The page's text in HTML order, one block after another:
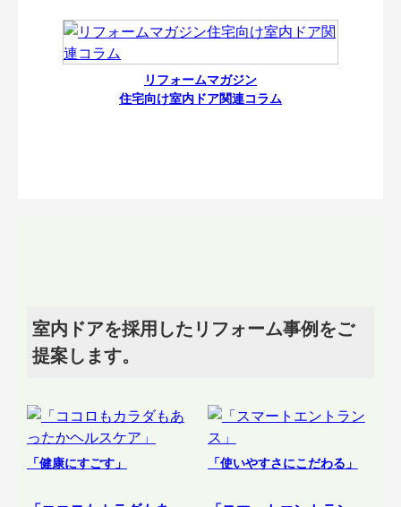
リフォームマガジン
住宅向け室内ドア関連コラム
室内ドアを採用したリフォーム事例をご
提案します。
「健康にすごす」 「使いやすさにこだわる」